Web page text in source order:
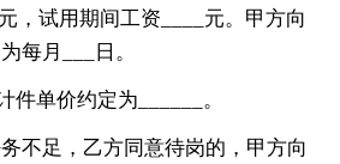
，试用期间工资____元。甲方向
每月___日。
件单价约定为______。
不足，乙方同意待岗的，甲方向